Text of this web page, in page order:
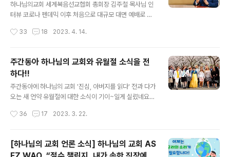
요? 한번 확인해 보겠습니다. 하나님의 교회 공식 페이지에
들어가 보면 대문 페이지에서부터 '예수님께서 세워주신
개 페이지를 한 번 볼까요? 여기에서도 예수님을 믿는 신앙
하나님의교회 세계복음선교협회 총회장 김주철 목사님 인
터뷰 코로나 펜데믹 이후 처음으로 대규모 대면 예배로 새
자님이 여러가지 궁금한 점들을 인터뷰하셨네요^^ 하나님
공로훈장' 수훈 소식, 멕시코 헌당소식, K-교회 열풍을 주
도하는 비결 등 궁금한 점이 참 많았더라구요. 세상 사람들
이 하나님의 교회에 대해 알고 싶거나 이상하다 싶은 내용
들을 이렇게 대놓고 물어보면 좋겠어요. 아주 속이 시원하
게 대답해줄 수 있고 그럼 풍문으로 들은 하나님의 교회는
니까요!! “교회는 사랑의 공동체, 아름답고 따뜻한 세상 만
33 18 2023. 4. 14.
주간동아 하나님의 교회와 유월절 소식을 전
하다!!
주간동아에 하나님의 교회 '진심, 아버지를 읽다' 전과 다가
오는 새 언약 유월절에 대한 소식이 기이~일게 실렸네요^^
수 있는 내용입니다. 함께 볼까요ㅎㅎ 먹빛 같은 아버지 마
거쳐 광주서 열려 “아버지의 유품을 정리하던 날, 수십 년
36 17 2023. 3. 22.
[하나님의 교회 언론 소식] 하나님의 교회 AS